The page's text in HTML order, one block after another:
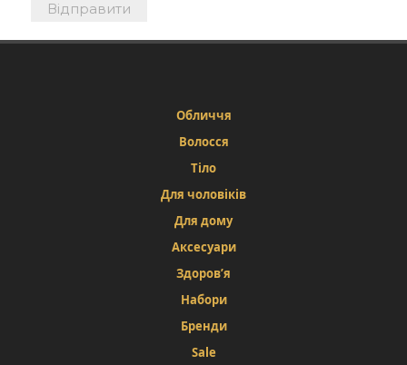
Обличчя
Волосся
Тіло
Для чоловіків
Для дому
Аксесуари
Здоров’я
Набори
Бренди
Sale